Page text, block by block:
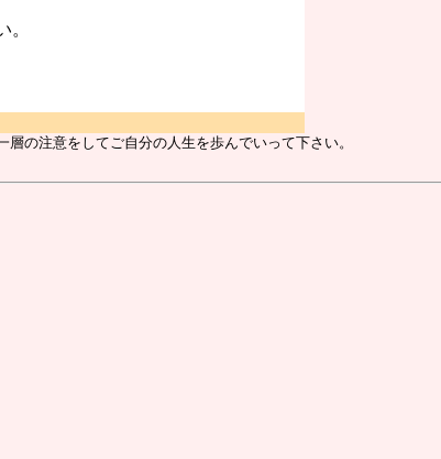
の注意をしてご自分の人生を歩んでいって下さい。